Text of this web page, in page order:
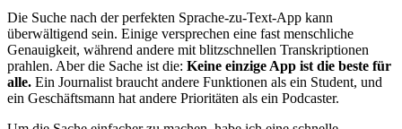
Die Suche nach der perfekten Sprache-zu-Text-App kann
überwältigend sein. Einige versprechen eine fast menschliche
Genauigkeit, während andere mit blitzschnellen Transkriptionen
prahlen. Aber die Sache ist die: Keine einzige App ist die beste für
alle. Ein Journalist braucht andere Funktionen als ein Student, und
ein Geschäftsmann hat andere Prioritäten als ein Podcaster.